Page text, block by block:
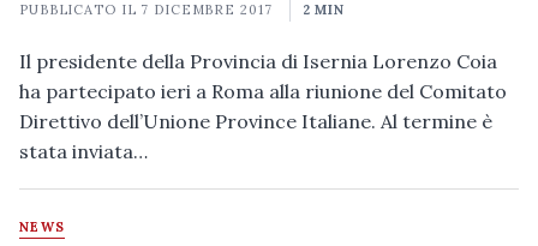
PUBBLICATO IL 7 DICEMBRE 2017 2 MIN
Il presidente della Provincia di Isernia Lorenzo Coia
ha partecipato ieri a Roma alla riunione del Comitato
Direttivo dell’Unione Province Italiane. Al termine è
stata inviata…
NEWS